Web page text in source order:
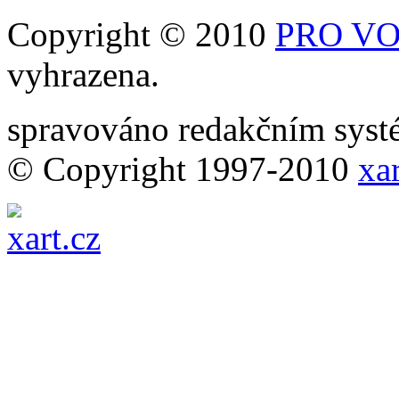
Copyright © 2010 PRO
vyhrazena.
spravováno redakčním
© Copyright 1997-2010